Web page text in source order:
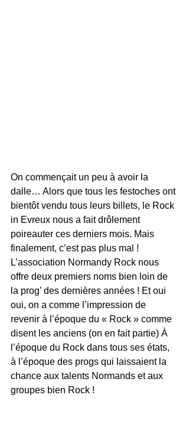
On commençait un peu à avoir la
dalle… Alors que tous les festoches ont
bientôt vendu tous leurs billets, le Rock
in Evreux nous a fait drôlement
poireauter ces derniers mois. Mais
finalement, c’est pas plus mal !
L’association Normandy Rock nous
offre deux premiers noms bien loin de
la prog’ des dernières années ! Et oui
oui, on a comme l’impression de
revenir à l’époque du « Rock » comme
disent les anciens (on en fait partie) À
l’époque du Rock dans tous ses états,
à l’époque des progs qui laissaient la
chance aux talents Normands et aux
groupes bien Rock !